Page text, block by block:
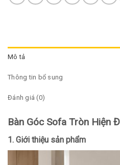
Mô tả
Thông tin bổ sung
Đánh giá (0)
Bàn Góc Sofa Tròn Hiện
1. Giới thiệu sản phẩm